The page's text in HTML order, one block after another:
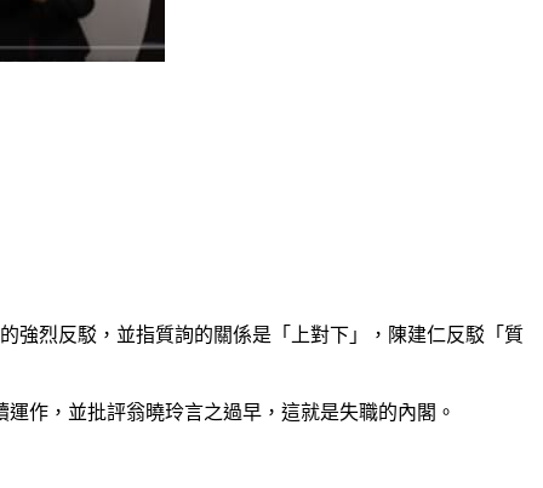
強烈反駁，並指質詢的關係是「上對下」，陳建仁反駁「質
作，並批評翁曉玲言之過早，這就是失職的內閣。